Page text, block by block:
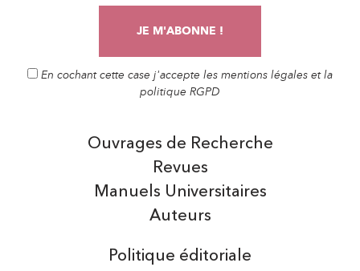
En cochant cette case j'accepte les mentions légales et la
politique RGPD
Auteurs
Manuels Universitaires
Ouvrages de Recherche
Revues
Politique éditoriale